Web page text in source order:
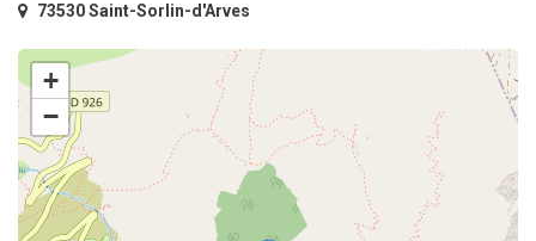
73530 Saint-Sorlin-d'Arves
+
−